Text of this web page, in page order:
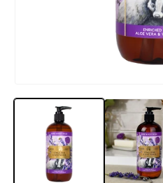
aineisto
modaalisessa
ikkunassa